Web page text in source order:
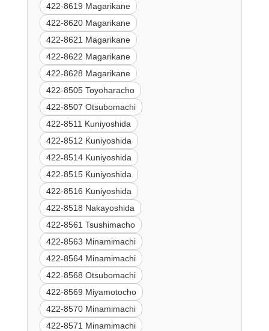
422-8619 Magarikane
422-8620 Magarikane
422-8621 Magarikane
422-8622 Magarikane
422-8628 Magarikane
422-8505 Toyoharacho
422-8507 Otsubomachi
422-8511 Kuniyoshida
422-8512 Kuniyoshida
422-8514 Kuniyoshida
422-8515 Kuniyoshida
422-8516 Kuniyoshida
422-8518 Nakayoshida
422-8561 Tsushimacho
422-8563 Minamimachi
422-8564 Minamimachi
422-8568 Otsubomachi
422-8569 Miyamotocho
422-8570 Minamimachi
422-8571 Minamimachi